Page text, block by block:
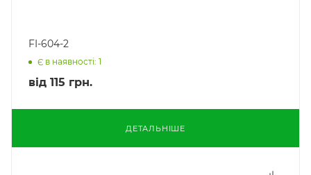
FI-604-2
Є в наявності: 1
від 115 грн.
ДЕТАЛЬНІШЕ